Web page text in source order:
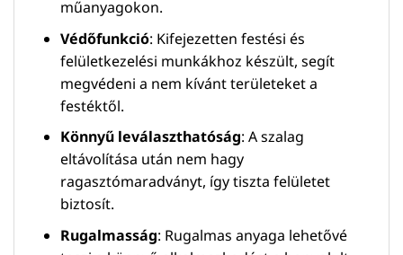
műanyagokon.
Védőfunkció: Kifejezetten festési és
felületkezelési munkákhoz készült, segít
megvédeni a nem kívánt területeket a
festéktől.
Könnyű leválaszthatóság: A szalag
eltávolítása után nem hagy
ragasztómaradványt, így tiszta felületet
biztosít.
Rugalmasság: Rugalmas anyaga lehetővé